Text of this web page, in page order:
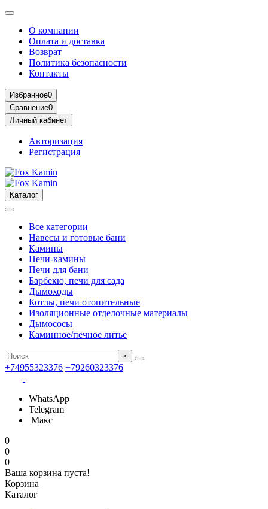
О компании
Оплата и доставка
Возврат
Политика безопасности
Контакты
Избранное0
Сравнение0
Личный кабинет
Авторизация
Регистрация
Каталог
Все категории
Навесы и готовые бани
Камины
Печи-камины
Печи для бани
Барбекю, печи для сада
Дымоходы
Котлы, печи отопительные
Изоляционные отделочные материалы
Дымососы
Каминное/печное литье
×
+74955323376 +79260323376
WhatsApp
Telegram
Макс
0
0
0
Ваша корзина пуста!
Корзина
Каталог